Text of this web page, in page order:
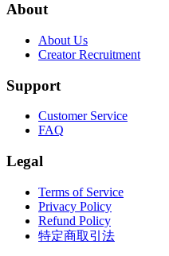
About
About Us
Creator Recruitment
Support
Customer Service
FAQ
Legal
Terms of Service
Privacy Policy
Refund Policy
特定商取引法